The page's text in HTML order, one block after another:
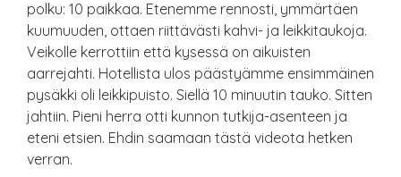
polku: 10 paikkaa. Etenemme rennosti, ymmärtäen
kuumuuden, ottaen riittävästi kahvi- ja leikkitaukoja.
Veikolle kerrottiin että kysessä on aikuisten
aarrejahti. Hotellista ulos päästyämme ensimmäinen
pysäkki oli leikkipuisto. Siellä 10 minuutin tauko. Sitten
jahtiin. Pieni herra otti kunnon tutkija-asenteen ja
eteni etsien. Ehdin saamaan tästä videota hetken
verran.